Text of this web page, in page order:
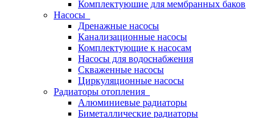
Комплектуюшие для мембранных баков
Насосы
Дренажные насосы
Канализационные насосы
Комплектующие к насосам
Насосы для водоснабжения
Скваженные насосы
Циркуляционные насосы
Радиаторы отопления
Алюминиевые радиаторы
Биметаллические радиаторы